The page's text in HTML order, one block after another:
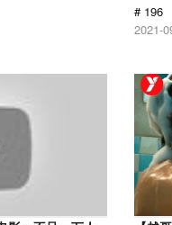
# 196
2021-